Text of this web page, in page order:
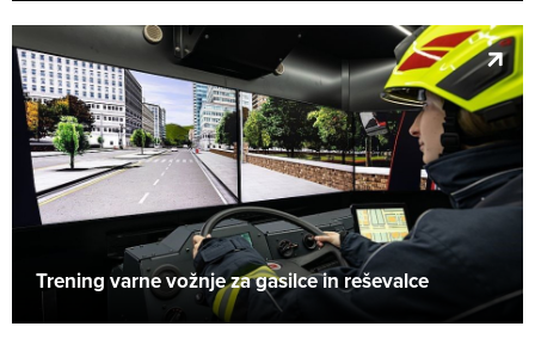
Trening varne vožnje za gasilce in reševalce